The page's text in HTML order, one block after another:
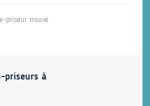
priseur trouvé
priseurs à